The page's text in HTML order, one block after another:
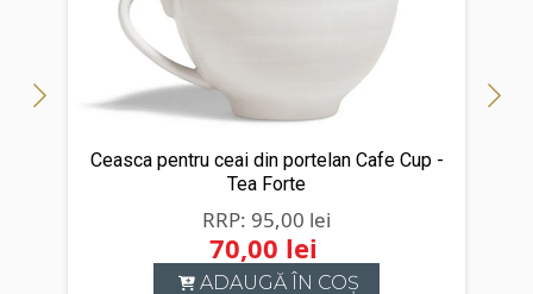
Ceasca pentru ceai din portelan Cafe Cup -
Tea Forte
95,00 lei
Prețul
70,00 lei
Prețul
ADAUGĂ ÎN COȘ